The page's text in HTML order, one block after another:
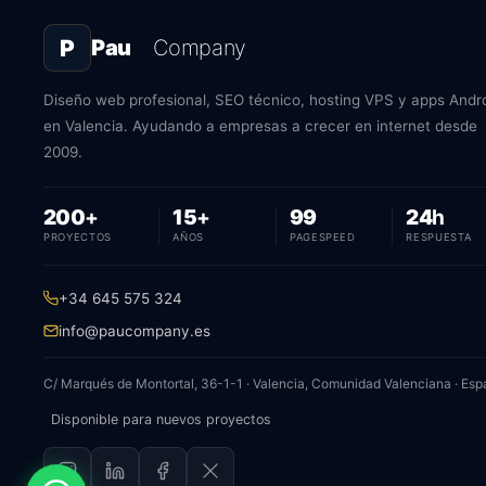
P Pau Company
Diseño web profesional, SEO técnico, hosting VPS y apps
en Valencia. Ayudando a empresas a crecer en internet desde
2009.
200+proyectos
PROYECTOS
15+años
AÑOS
99PageSpeed
PAGESPEED
24h
RESPUESTA
+34 645 575 324
info@paucompany.es
C/ Marqués de Montortal, 36-1-1 · Valencia, Comunidad Valenciana ·
Disponible para nuevos proyectos